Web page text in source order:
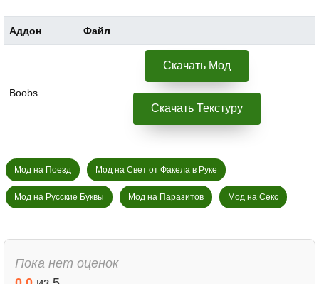
Аддон Файл
Boobs
Скачать Мод
Скачать Текстуру
Мод на Поезд Мод на Свет от Факела в Руке
Мод на Русские Буквы Мод на Паразитов Мод на Секс
Пока нет оценок